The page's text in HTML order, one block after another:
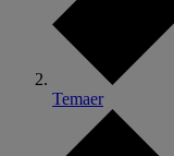
Temaer